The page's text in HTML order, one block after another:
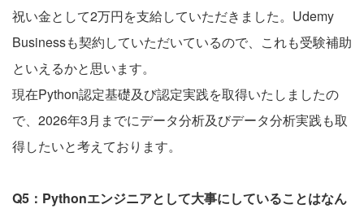
祝い金として2万円を支給していただきました。Udemy
Businessも契約していただいているので、これも受験補助
といえるかと思います。
現在Python認定基礎及び認定実践を取得いたしましたの
で、2026年3月までにデータ分析及びデータ分析実践も取
得したいと考えております。
Q5：Pythonエンジニアとして大事にしていることはなん